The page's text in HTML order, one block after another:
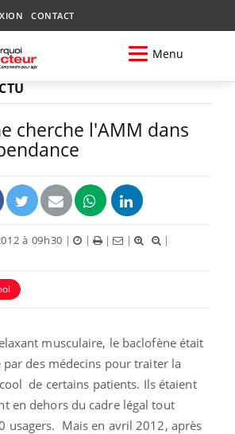
CONTACT
Menu
cherche l'AMM dans
à 09h30 | | | |
|
musculaire, le baclofène était
des médecins pour traiter la
de certains patients. Ils étaient
en dehors du cadre légal tout
usagers. Mais en avril 2012, après